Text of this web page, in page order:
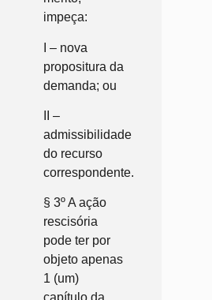
impeça:
I – nova
propositura da
demanda; ou
II –
admissibilidade
do recurso
correspondente.
§ 3º A ação
rescisória
pode ter por
objeto apenas
1 (um)